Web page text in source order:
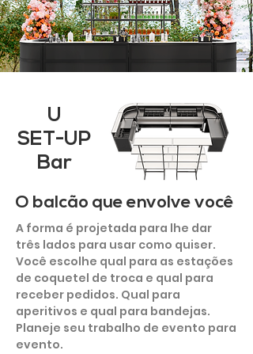
U
SET-UP
Bar
O balcão que envolve você
A forma é projetada para lhe dar
três lados para usar como quiser.
Você escolhe qual para as estações
de coquetel de troca e qual para
receber pedidos. Qual para
aperitivos e qual para bandejas.
Planeje seu trabalho de evento para
evento.